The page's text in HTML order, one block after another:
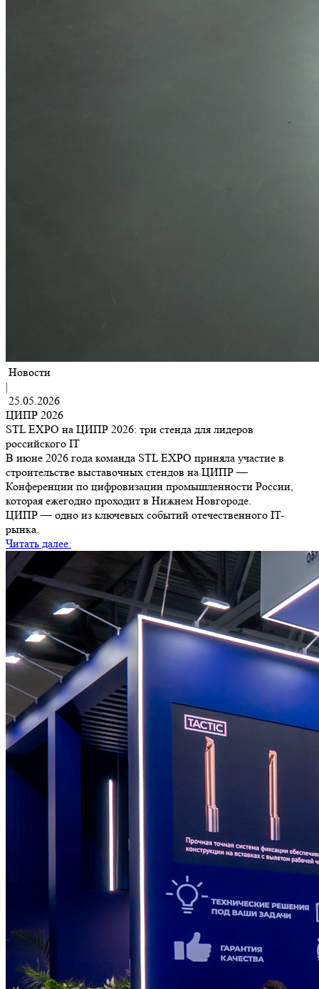
Новости
|
25.05.2026
ЦИПР 2026
STL EXPO на ЦИПР 2026: три стенда для лидеров
российского IT
В июне 2026 года команда STL EXPO приняла участие в
строительстве выставочных стендов на ЦИПР —
Конференции по цифровизации промышленности России,
которая ежегодно проходит в Нижнем Новгороде.
ЦИПР — одно из ключевых событий отечественного IT-
рынка.
Читать далее